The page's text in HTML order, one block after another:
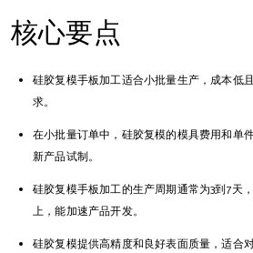
核心要点
硅胶复模手板加工适合小批量生产，成本低
求。
在小批量订单中，硅胶复模的模具费用和单
新产品试制。
硅胶复模手板加工的生产周期通常为3到7天
上，能加速产品开发。
硅胶复模提供高精度和良好表面质量，适合